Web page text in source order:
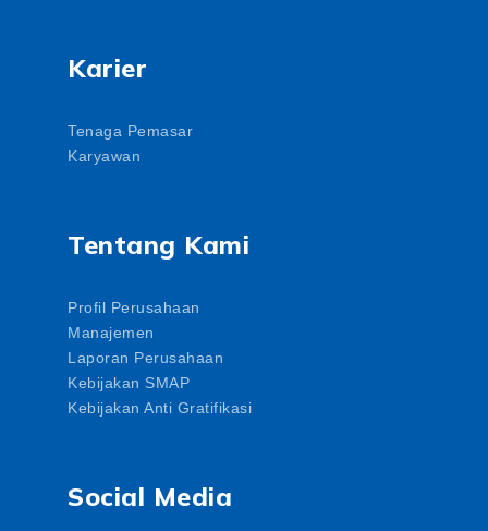
Karier
Tenaga Pemasar
Karyawan
Tentang Kami
Profil Perusahaan
Manajemen
Laporan Perusahaan
Kebijakan SMAP
Kebijakan Anti Gratifikasi
Social Media